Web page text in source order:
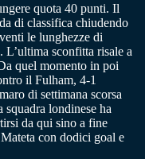
quota 40 punti. Il
di classifica chiudendo
le lunghezze di
sconfitta risale a
quel momento in poi
il Fulham, 4-1
di settimana scorsa
londinese ha
da qui sino a fine
con dodici goal e